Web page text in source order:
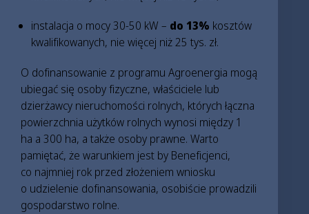
instalacja o mocy 30-50 kW – do 13% kosztów
kwalifikowanych, nie więcej niż 25 tys. zł.
O dofinansowanie z programu Agroenergia mogą
ubiegać się osoby fizyczne, właściciele lub
dzierżawcy nieruchomości rolnych, których łączna
powierzchnia użytków rolnych wynosi między 1
ha a 300 ha, a także osoby prawne. Warto
pamiętać, że warunkiem jest by Beneficjenci,
co najmniej rok przed złożeniem wniosku
o udzielenie dofinansowania, osobiście prowadzili
gospodarstwo rolne.